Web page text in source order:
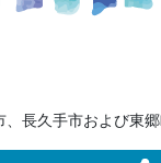
長久手市および東